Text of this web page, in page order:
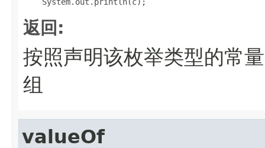
返回:
按照声明该枚举类型的常
组
valueOf